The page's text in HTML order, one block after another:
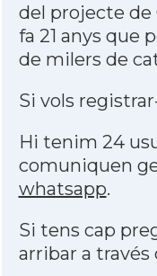
del projecte de
fa 21 anys que
de milers de
Si vols
Hi tenim 24
comuniquen
whatsapp.
Si tens cap
arribar a través